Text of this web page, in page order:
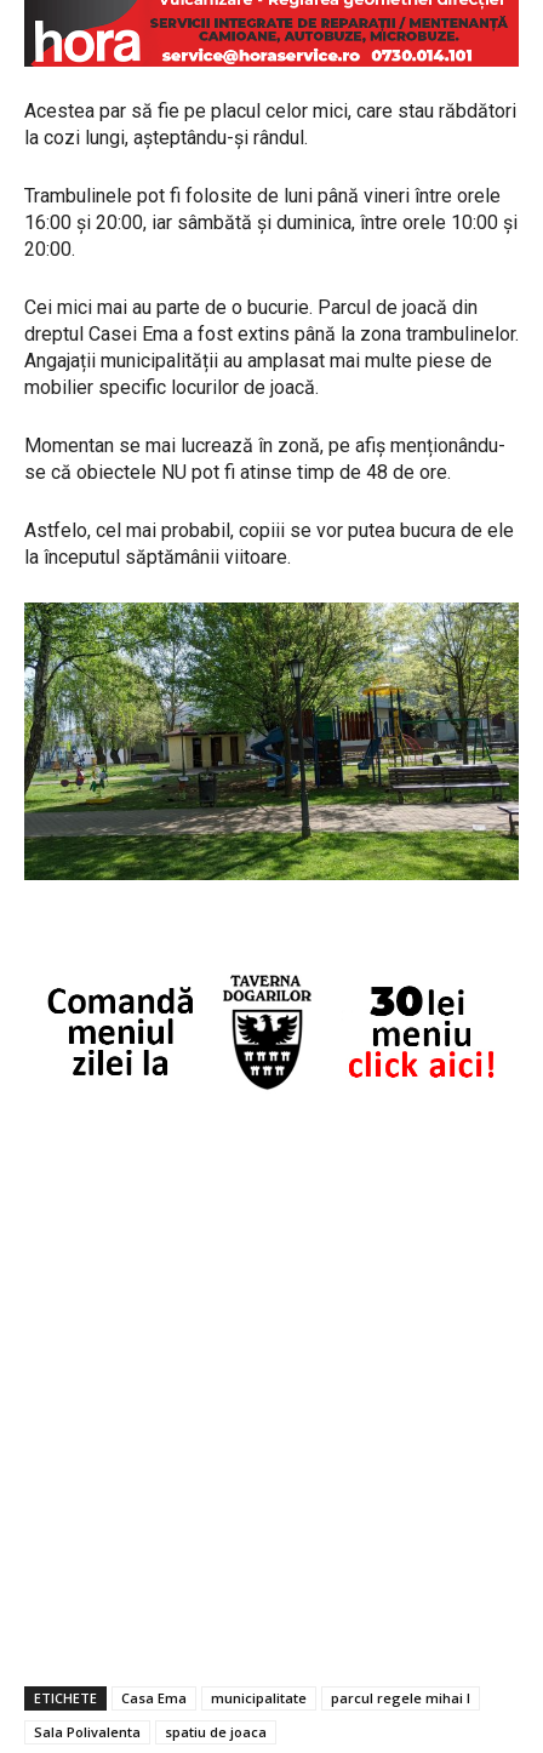
Acestea par să fie pe placul celor mici, care stau răbdători
la cozi lungi, așteptându-și rândul.
Trambulinele pot fi folosite de luni până vineri între orele
16:00 și 20:00, iar sâmbătă și duminica, între orele 10:00 și
20:00.
Cei mici mai au parte de o bucurie. Parcul de joacă din
dreptul Casei Ema a fost extins până la zona trambulinelor.
Angajații municipalității au amplasat mai multe piese de
mobilier specific locurilor de joacă.
Momentan se mai lucrează în zonă, pe afiș menționându-
se că obiectele NU pot fi atinse timp de 48 de ore.
Astfelo, cel mai probabil, copiii se vor putea bucura de ele
la începutul săptămânii viitoare.
ETICHETE Casa Ema municipalitate
parcul regele mihai I
Sala Polivalenta
spatiu de joaca